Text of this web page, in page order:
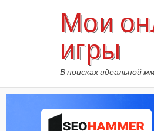
Мои
игры
В поисках идеальной